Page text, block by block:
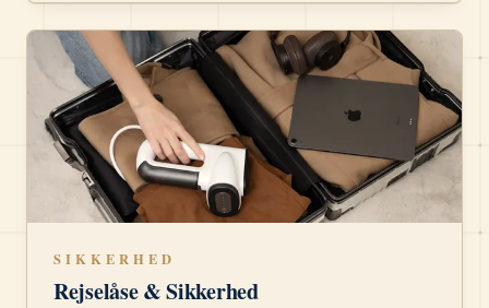
SIKKERHED
Rejselåse & Sikkerhed